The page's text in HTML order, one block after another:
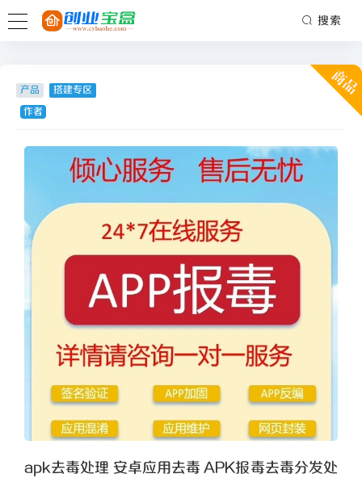
搜索
产品 搭建专区
作者
apk去毒处理 安卓应用去毒 APK报毒去毒分发处